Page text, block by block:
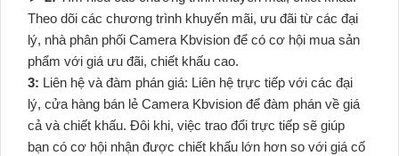
Theo dõi các chương trình khuyến mãi, ưu đãi từ các đại
lý, nhà phân phối Camera Kbvision để có cơ hội mua sản
phẩm với giá ưu đãi, chiết khấu cao.
3: Liên hệ và đàm phán giá: Liên hệ trực tiếp với các đại
lý, cửa hàng bán lẻ Camera Kbvision để đàm phán về giá
cả và chiết khấu. Đôi khi, việc trao đổi trực tiếp sẽ giúp
bạn có cơ hội nhận được chiết khấu lớn hơn so với giá cố